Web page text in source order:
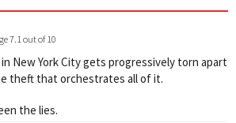
7.1 out of 10
New York City gets progressively torn apart
theft that orchestrates all of it.
the lies.